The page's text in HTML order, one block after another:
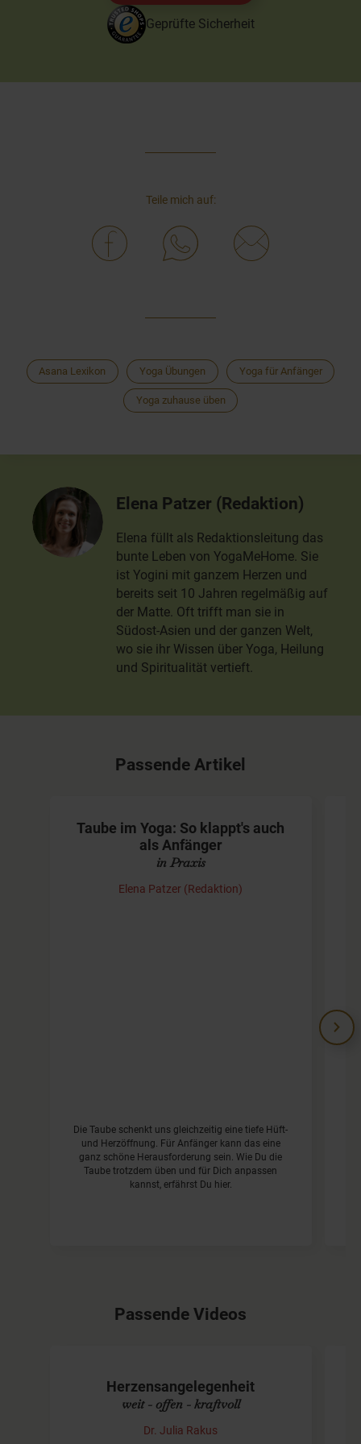
Geprüfte Sicherheit
Teile mich auf:
Asana Lexikon Yoga Übungen Yoga für Anfänger
Yoga zuhause üben
Elena Patzer (Redaktion)
Elena füllt als Redaktionsleitung das
bunte Leben von YogaMeHome. Sie
ist Yogini mit ganzem Herzen und
bereits seit 10 Jahren regelmäßig auf
der Matte. Oft trifft man sie in
Südost-Asien und der ganzen Welt,
wo sie ihr Wissen über Yoga, Heilung
und Spiritualität vertieft.
Passende Artikel
Taube im Yoga: So klappt's auch
als Anfänger
in Praxis
Elena Patzer (Redaktion)
Die Taube schenkt uns gleichzeitig eine tiefe Hüft-
und Herzöffnung. Für Anfänger kann das eine
ganz schöne Herausforderung sein. Wie Du die
Taube trotzdem üben und für Dich anpassen
kannst, erfährst Du hier.
Passende Videos
Herzensangelegenheit
weit - offen - kraftvoll
Dr. Julia Rakus